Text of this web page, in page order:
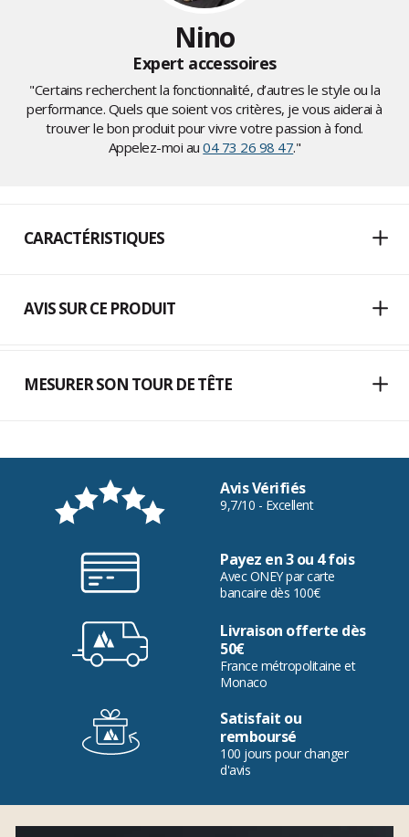
Nino
Expert accessoires
"Certains recherchent la fonctionnalité, d’autres le style ou la
performance. Quels que soient vos critères, je vous aiderai à
trouver le bon produit pour vivre votre passion à fond.
Appelez-moi au04 73 26 98 47."
CARACTÉRISTIQUES
AVIS SUR CE PRODUIT
MESURER SON TOUR DE TÊTE
Avis Vérifiés
9,7/10 - Excellent
Payez en 3 ou 4 fois
Avec ONEY par carte
bancaire dès 100€
Livraison offerte dès
50€
France métropolitaine et
Monaco
Satisfait ou
remboursé
100 jours pour changer
d'avis